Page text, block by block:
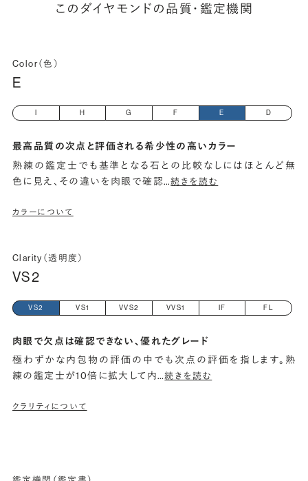
このダイヤモンドの品質・鑑定機関
Color（色）
E
H G F E D
最高品質の次点と評価される希少性の高いカラー
熟練の鑑定士でも基準となる石との比較なしにはほとんど無
色に見え、その違いを肉眼で確認…続きを読む
カラーについて
Clarity（透明度）
VS2
VS2 VS1 VVS2 VVS1 IF FL
肉眼で欠点は確認できない、優れたグレード
極わずかな内包物の評価の中でも次点の評価を指します。熟
練の鑑定士が10倍に拡大して内…続きを読む
クラリティについて